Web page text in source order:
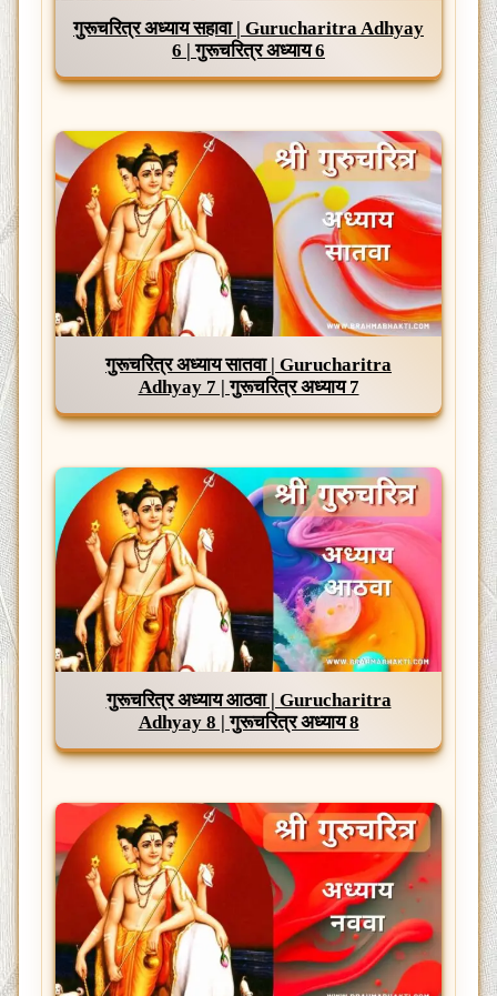
गुरूचरित्र अध्याय सहावा | Gurucharitra Adhyay
6 | गुरूचरित्र अध्याय 6
गुरूचरित्र अध्याय सातवा | Gurucharitra
Adhyay 7 | गुरूचरित्र अध्याय 7
गुरूचरित्र अध्याय आठवा | Gurucharitra
Adhyay 8 | गुरूचरित्र अध्याय 8